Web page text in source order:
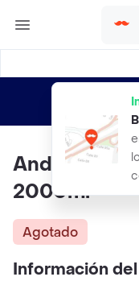
envíos
Andrea
2000ml
Agotado
Información